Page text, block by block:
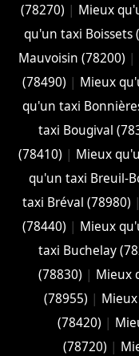
(78270) | Mieux
qu'un taxi Boissets
Mauvoisin (78200) |
(78490) | Mieux
qu'un taxi
taxi Bougival
(78410) | Mieux
qu'un taxi Breuil-
taxi Bréval (78980) |
(78440) | Mieux
taxi Buchelay
(78830) | Mieux
(78955) |
(78420) |
(78720) |